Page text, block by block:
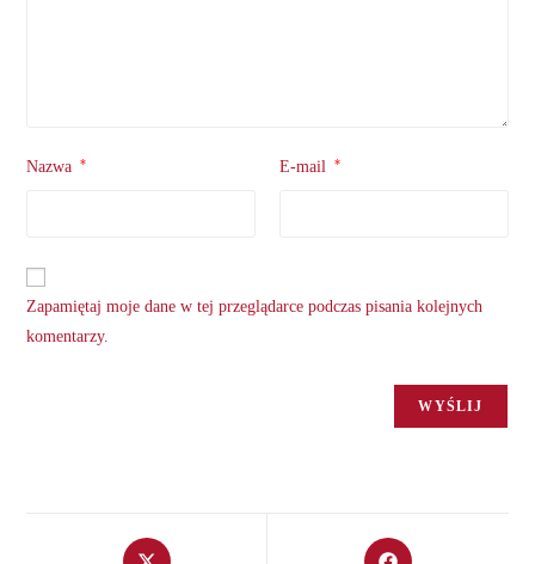
Nazwa * E-mail *
Zapamiętaj moje dane w tej przeglądarce podczas pisania kolejnych
komentarzy.
Opens
Opens